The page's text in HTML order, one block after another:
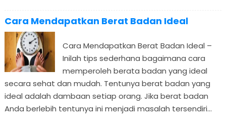
Cara Mendapatkan Berat Badan Ideal
Cara Mendapatkan Berat Badan Ideal –
Inilah tips sederhana bagaimana cara
memperoleh berata badan yang ideal
secara sehat dan mudah. Tentunya berat badan yang
ideal adalah dambaan setiap orang. Jika berat badan
Anda berlebih tentunya ini menjadi masalah tersendiri...